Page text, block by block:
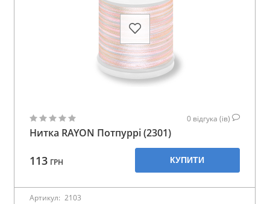
0 відгука (ів)
Нитка RAYON Потпуррі (2301)
113 ГРН КУПИТИ
Артикул: 2103